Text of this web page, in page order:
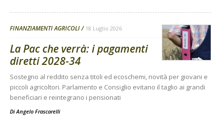
FINANZIAMENTI AGRICOLI 18 Luglio 2026
La Pac che verrà: i pagamenti
diretti 2028-34
Sostegno al reddito senza titoli ed ecoschemi, novità per giovani e
piccoli agricoltori. Parlamento e Consiglio evitano il taglio ai grandi
beneficiari e reintegrano i pensionati
DiAngelo Frascarelli